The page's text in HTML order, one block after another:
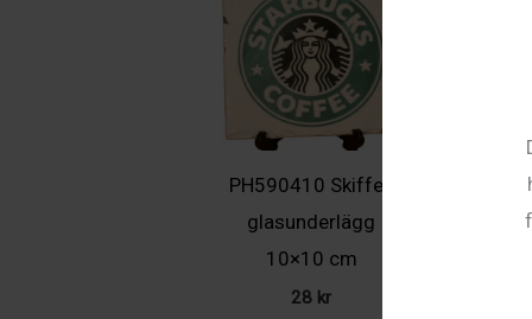
PH590410 Skiffer,
glasunderlägg
10×10 cm
28 kr